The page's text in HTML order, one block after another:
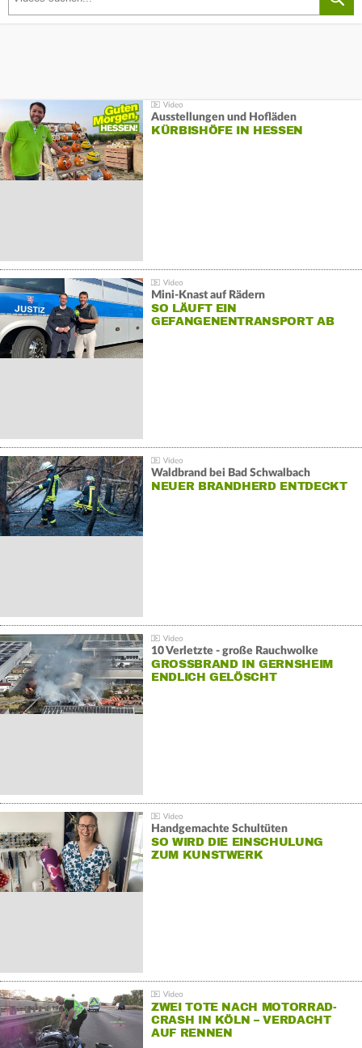
Ausstellungen und Hofläden
KÜRBISHÖFE IN HESSEN
Mini-Knast auf Rädern
SO LÄUFT EIN
GEFANGENENTRANSPORT AB
Waldbrand bei Bad Schwalbach
NEUER BRANDHERD ENTDECKT
10 Verletzte - große Rauchwolke
GROSSBRAND IN GERNSHEIM E
NDLICH GELÖSCHT
Handgemachte Schultüten
SO WIRD DIE EINSCHULUNG
ZUM KUNSTWERK
ZWEI TOTE NACH MOTORRAD-
CRASH IN KÖLN – VERDACHT
AUF RENNEN